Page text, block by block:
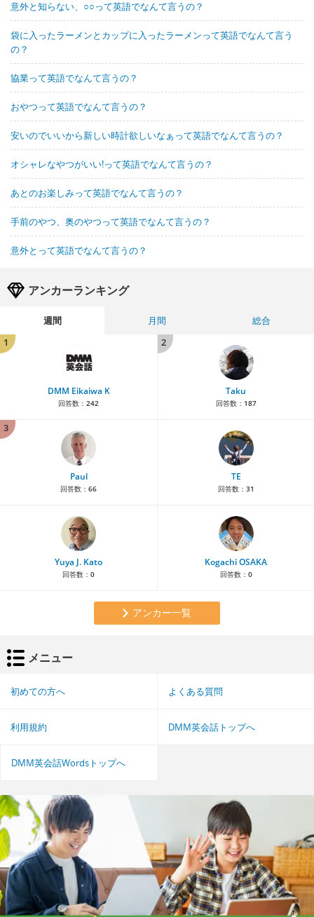
意外と知らない、○○って英語でなんて言うの？
袋に入ったラーメンとカップに入ったラーメンって英語でなんて言う
の？
協業って英語でなんて言うの？
おやつって英語でなんて言うの？
安いのでいいから新しい時計欲しいなぁって英語でなんて言うの？
オシャレなやつがいい!って英語でなんて言うの？
あとのお楽しみって英語でなんて言うの？
手前のやつ、奥のやつって英語でなんて言うの？
意外とって英語でなんて言うの？
アンカーランキング
週間 月間
総合
1
DMM Eikaiwa K
回答数： 242
2
Taku
回答数： 187
3
Paul
回答数： 66
TE
回答数： 31
Yuya J. Kato
回答数： 0
Kogachi OSAKA
回答数： 0
アンカー一覧
メニュー
初めての方へ よくある質問
利用規約 DMM英会話トップへ
DMM英会話Wordsトップへ